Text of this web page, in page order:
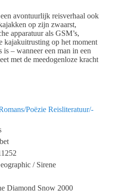
avontuurlijk reisverhaal ook
op zijn zwaarst,
apparatuur als GSM’s,
kajakuitrusting op het moment
is – wanneer een man in een
met de meedogenloze kracht
Poëzie Reisliteratuur/-
/ Sirene
Diamond Snow 2000